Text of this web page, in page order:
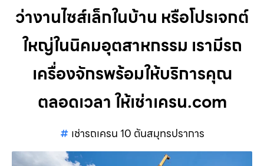
ว่างานไซส์เล็กในบ้าน หรือโปรเจกต์
ใหญ่ในนิคมอุตสาหกรรม เรามีรถ
เครื่องจักรพร้อมให้บริการคุณ
ตลอดเวลา ให้เช่าเครน.com
เช่ารถเครน 10 ตันสมุทรปราการ